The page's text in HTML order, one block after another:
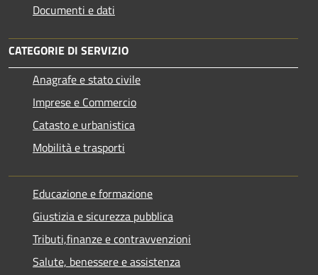
Documenti e dati
CATEGORIE DI SERVIZIO
Anagrafe e stato civile
Imprese e Commercio
Catasto e urbanistica
Mobilità e trasporti
Educazione e formazione
Giustizia e sicurezza pubblica
Tributi,finanze e contravvenzioni
Salute, benessere e assistenza